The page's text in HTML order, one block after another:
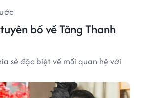
bố về Tăng Thanh
sẻ đặc biệt về mối quan hệ với